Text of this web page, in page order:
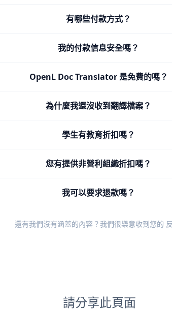
有哪些付款方式？
我的付款信息安全嗎？
OpenL Doc Translator 是免費的嗎？
為什麼我還沒收到翻譯檔案？
學生有教育折扣嗎？
您有提供非營利組織折扣嗎？
我可以要求退款嗎？
還有我們沒有涵蓋的內容？我們很樂意收到您的
請分享此頁面